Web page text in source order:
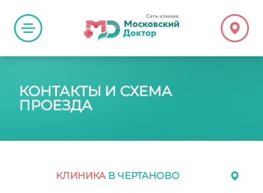
КОНТАКТЫ И СХЕМА
ПРОЕЗДА
КЛИНИКА В ЧЕРТАНОВО